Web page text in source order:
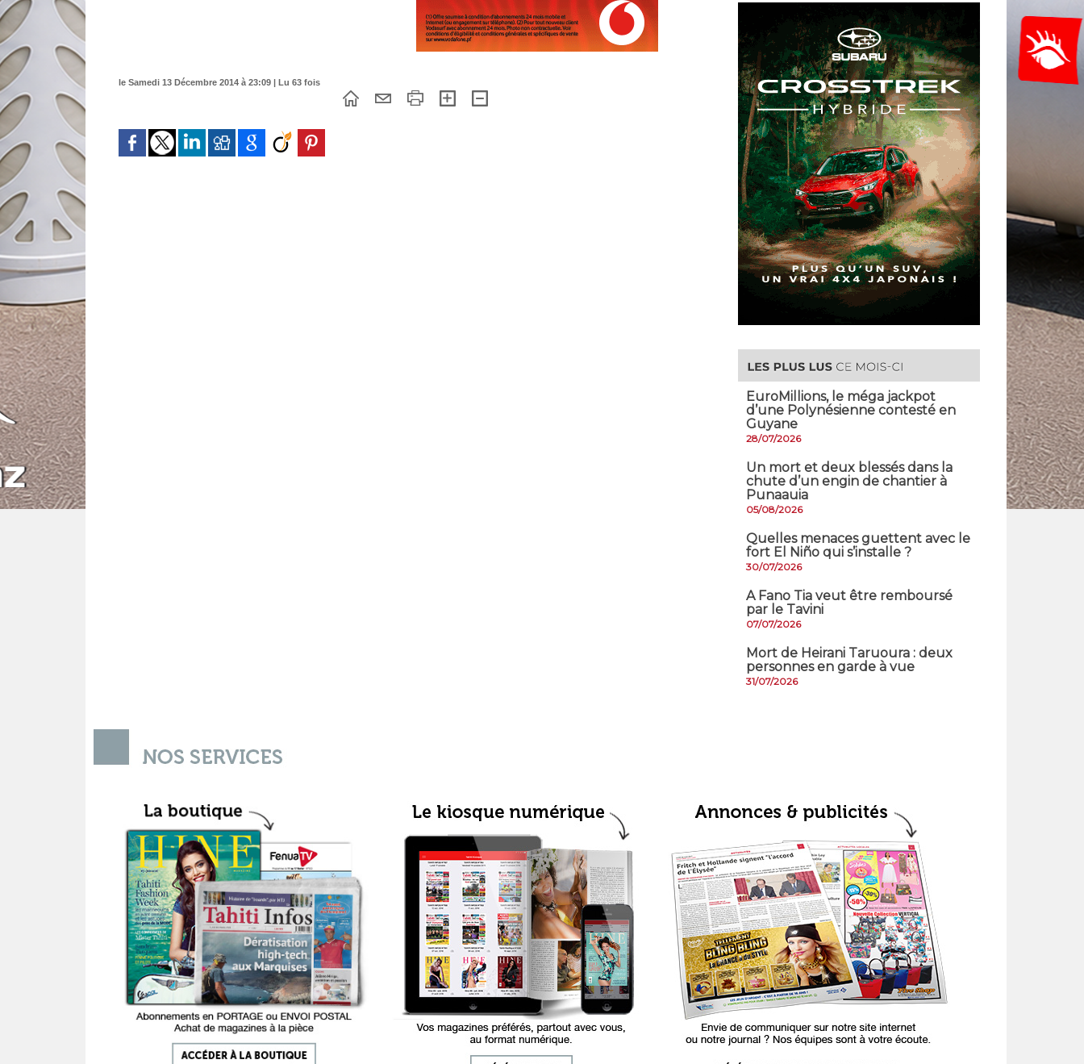
le Samedi 13 Décembre 2014 à 23:09 | Lu 63 fois
EuroMillions, ​le méga jackpot
d’une Polynésienne contesté en
Guyane
28/07/2026
​Un mort et deux blessés dans la
chute d’un engin de chantier à
Punaauia
05/08/2026
Quelles menaces guettent avec le
fort El Niño qui s’installe ?
30/07/2026
A Fano Tia veut être remboursé
par le Tavini
07/07/2026
Mort de Heirani Taruoura : deux
personnes en garde à vue
31/07/2026